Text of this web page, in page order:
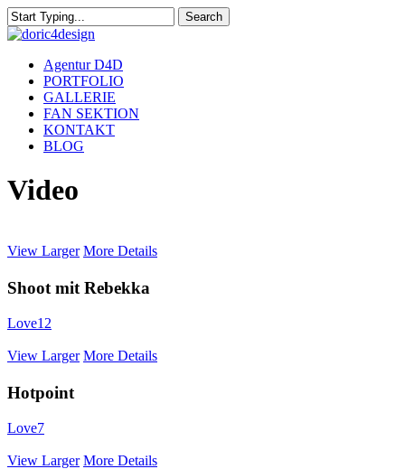
Skip
to
content
Search
Close
Menu
Agentur D4D
PORTFOLIO
GALLERIE
FAN SEKTION
KONTAKT
BLOG
Video
View Larger More Details
Shoot mit Rebekka
Love12
View Larger More Details
Hotpoint
Love7
View Larger More Details